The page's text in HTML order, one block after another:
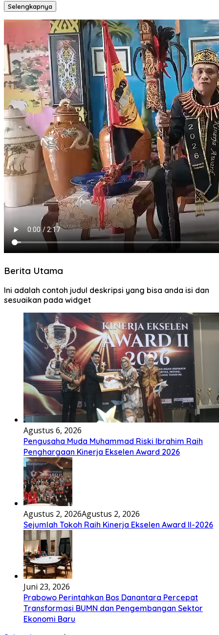
Selengkapnya
Berita Utama
Ini adalah contoh judul deskripsi yang bisa anda isi dan
sesuaikan pada widget
Agustus 6, 2026
Pengusaha Muda Muhammad Riski Ibrahim Raih
Penghargaan Kinerja Ekselen Award 2026
Agustus 2, 2026Agustus 2, 2026
Sejumlah Tokoh Raih Kinerja Ekselen Award II-2026
Juni 23, 2026
Prabowo Perintahkan Bos Danantara Percepat
Transformasi BUMN dan Pengembangan Sektor
Ekonomi Baru